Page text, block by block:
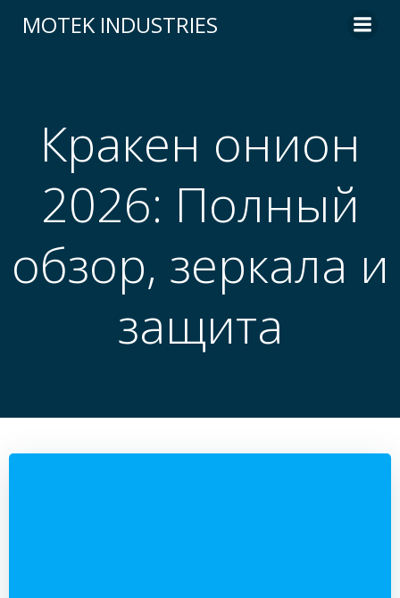
to
MOTEK INDUSTRIES
Кракен онион
2026: Полный
обзор, зеркала и
защита